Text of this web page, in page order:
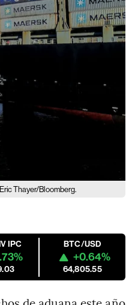
Thayer/Bloomberg.
IPC BTC/USD
+0.64%
64,805.55